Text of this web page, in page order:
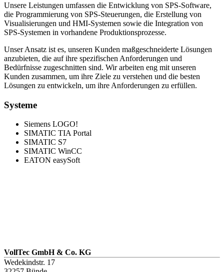
Unsere Leistungen umfassen die Entwicklung von SPS-Software,
die Programmierung von SPS-Steuerungen, die Erstellung von
Visualisierungen und HMI-Systemen sowie die Integration von
SPS-Systemen in vorhandene Produktionsprozesse.
Unser Ansatz ist es, unseren Kunden maßgeschneiderte Lösungen
anzubieten, die auf ihre spezifischen Anforderungen und
Bedürfnisse zugeschnitten sind. Wir arbeiten eng mit unseren
Kunden zusammen, um ihre Ziele zu verstehen und die besten
Lösungen zu entwickeln, um ihre Anforderungen zu erfüllen.
Systeme
Siemens LOGO!
SIMATIC TIA Portal
SIMATIC S7
SIMATIC WinCC
EATON easySoft
VollTec GmbH & Co. KG
Wedekindstr. 17